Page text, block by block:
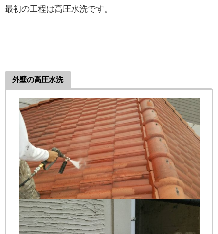
最初の工程は高圧水洗です。
外壁の高圧水洗